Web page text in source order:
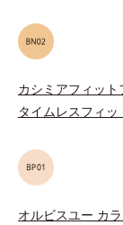
カシミアフィッ
タイムレスフィ
オルビスユー カ